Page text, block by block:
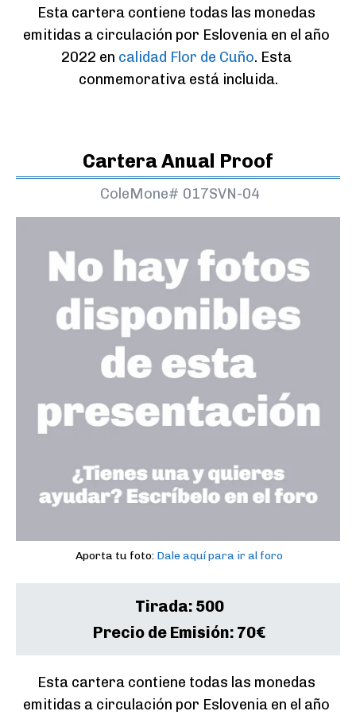
Esta cartera contiene todas las monedas
emitidas a circulación por Eslovenia en el año
2022 en calidad Flor de Cuño. Esta
conmemorativa está incluida.
Cartera Anual Proof
ColeMone# 017SVN-04
Aporta tu foto: Dale aquí para ir al foro
Tirada: 500
Precio de Emisión: 70€
Esta cartera contiene todas las monedas
emitidas a circulación por Eslovenia en el año